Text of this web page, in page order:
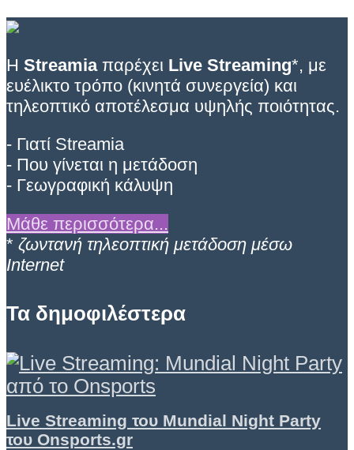
Η Streamiaπαρέχει Live Streaming*, με
ευέλικτο τρόπο (κινητά συνεργεία) και
τηλεοπτικό αποτέλεσμα υψηλής ποιότητας.
- Γιατί Streamia
- Που γίνεται η μετάδοση
- Γεωγραφική κάλυψη
Μάθε περισσότερα...
* ζωντανή τηλεοπτική μετάδοση μέσω
Internet
Τα δημοφιλέστερα
Live Streaming του Mundial Night Party
του Onsports.gr